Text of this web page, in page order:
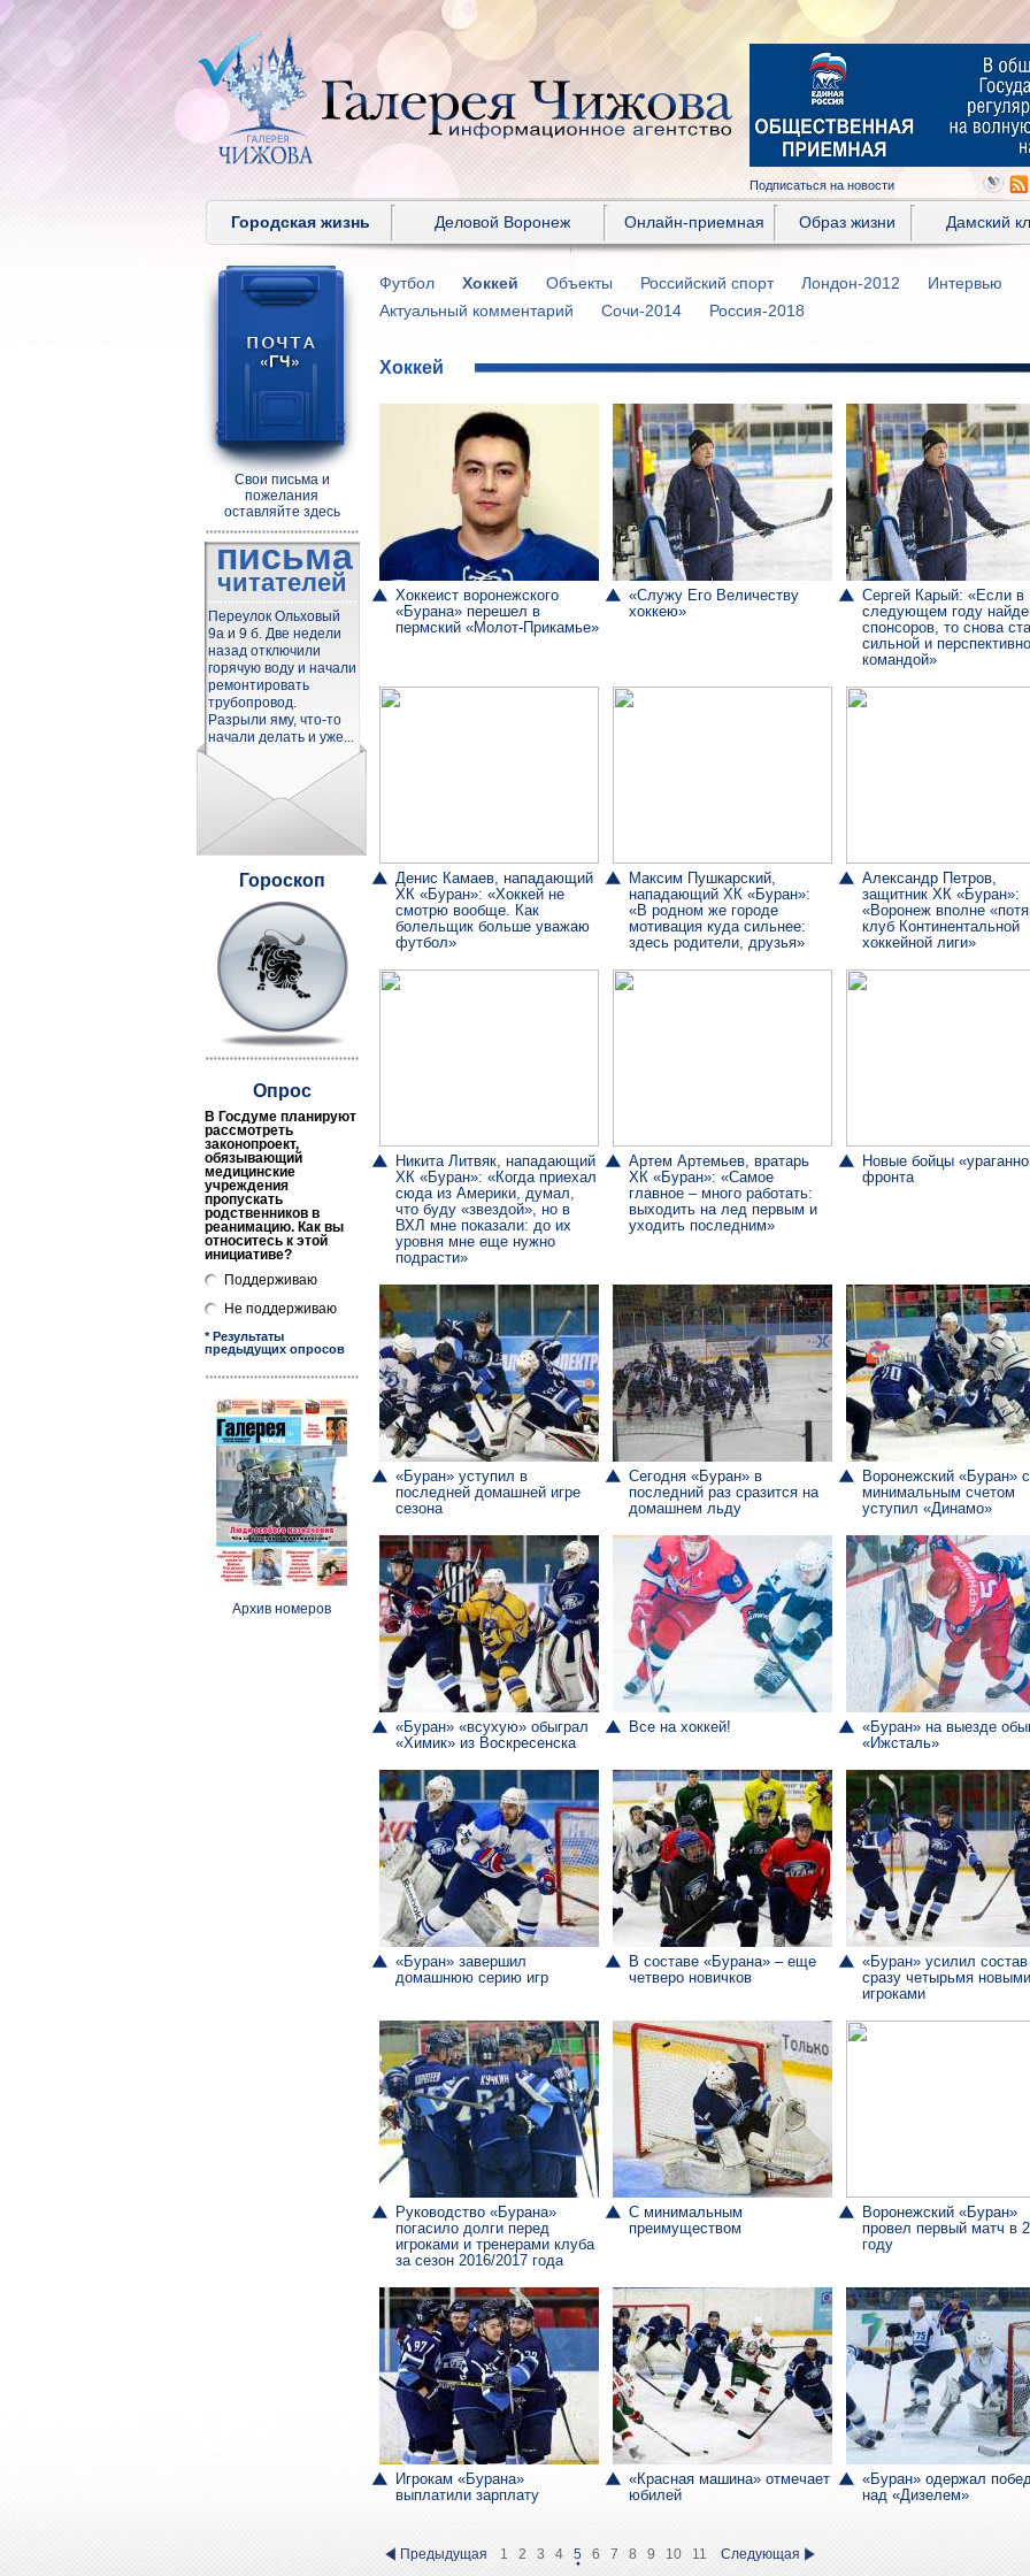
Подписаться на новости
Городская жизнь Деловой Воронеж Онлайн-приемная Образ жизни Дамский
Свои письма и
пожелания
оставляйте здесь
письма
читателей
Переулок Ольховый
9а и 9 б. Две недели
назад отключили
горячую воду и начали
ремонтировать
трубопровод.
Разрыли яму, что-то
начали делать и уже...
Гороскоп
Опрос
В Госдуме планируют
рассмотреть
законопроект,
обязывающий
медицинские
учреждения
пропускать
родственников в
реанимацию. Как вы
относитесь к этой
инициативе?
Поддерживаю
Не поддерживаю
* Результаты
предыдущих опросов
Архив номеров
Футбол Хоккей Объекты Российский спорт Лондон-2012
Интервью
Актуальный комментарий
Сочи-2014 Россия-2018
Хоккей
Хоккеист воронежского
«Бурана» перешел в
пермский «Молот-Прикамье»
«Служу Его Величеству
хоккею»
Сергей Карый: «Если в
следующем году
спонсоров, то снова
сильной и
командой»
Денис Камаев, нападающий
ХК «Буран»: «Хоккей не
смотрю вообще. Как
болельщик больше уважаю
футбол»
Максим Пушкарский,
нападающий ХК «Буран»:
«В родном же городе
мотивация куда сильнее:
здесь родители, друзья»
Александр Петров,
защитник ХК «Буран»:
«Воронеж вполне
клуб Континентальной
хоккейной лиги»
Никита Литвяк, нападающий
ХК «Буран»: «Когда приехал
сюда из Америки, думал,
что буду «звездой», но в
ВХЛ мне показали: до их
уровня мне еще нужно
подрасти»
Артем Артемьев, вратарь
ХК «Буран»: «Самое
главное – много работать:
выходить на лед первым и
уходить последним»
Новые бойцы
фронта
«Буран» уступил в
последней домашней игре
сезона
Сегодня «Буран» в
последний раз сразится на
домашнем льду
Воронежский «Буран» с
минимальным счетом
уступил «Динамо»
«Буран» «всухую» обыграл
«Химик» из Воскресенска
Все на хоккей!
«Буран» на выезде
«Ижсталь»
«Буран» завершил
домашнюю серию игр
В составе «Бурана» – еще
четверо новичков
«Буран» усилил состав
сразу четырьмя новыми
игроками
Руководство «Бурана»
погасило долги перед
игроками и тренерами клуба
за сезон 2016/2017 года
С минимальным
преимуществом
Воронежский «Буран»
провел первый матч в
году
Игрокам «Бурана»
выплатили зарплату
«Красная машина» отмечает
юбилей
«Буран» одержал
над «Дизелем»
Предыдущая 1 2 3 4 5 6 7 8 9 10 11 Следующая